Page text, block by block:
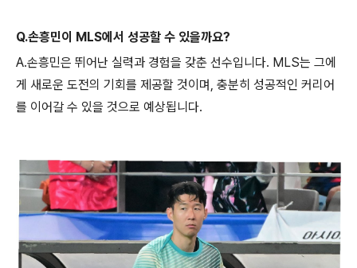
Q.손흥민이 MLS에서 성공할 수 있을까요?
A.손흥민은 뛰어난 실력과 경험을 갖춘 선수입니다. MLS는 그에
게 새로운 도전의 기회를 제공할 것이며, 충분히 성공적인 커리어
를 이어갈 수 있을 것으로 예상됩니다.